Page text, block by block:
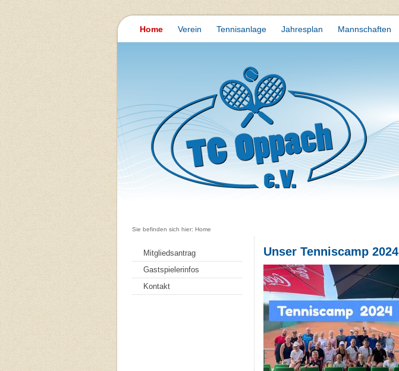
Home Verein Tennisanlage Jahresplan Mannschaften
Sie befinden sich hier: Home
Mitgliedsantrag
Gastspielerinfos
Kontakt
Unser Tenniscamp 2024